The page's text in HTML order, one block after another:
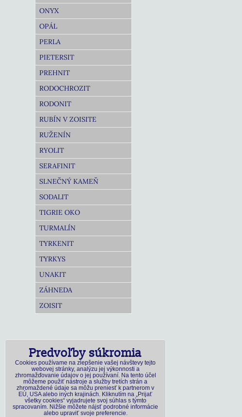
ONYX
OPÁL
PERLA
PIETERSIT
PREHNIT
RODOCHROZIT
RODONIT
RUBÍN V ZOISITE
RUŽENÍN
RYOLIT
SERAFINIT
SLNEČNÝ KAMEŇ
SODALIT
TIGRIE OKO
TURMALÍN
TYRKENIT
TYRKYS
UNAKIT
ZÁHNEDA
ZOISIT
Predvoľby súkromia
Cookies používame na zlepšenie vašej návštevy tejto
webovej stránky, analýzu jej výkonnosti a
zhromažďovanie údajov o jej používaní. Na tento účel
môžeme použiť nástroje a služby tretích strán a
zhromaždené údaje sa môžu preniesť k partnerom v
EÚ, USA alebo iných krajinách. Kliknutím na „Prijať
všetky cookies“ vyjadrujete svoj súhlas s týmto
spracovaním. Nižšie môžete nájsť podrobné informácie
alebo upraviť svoje preferencie.